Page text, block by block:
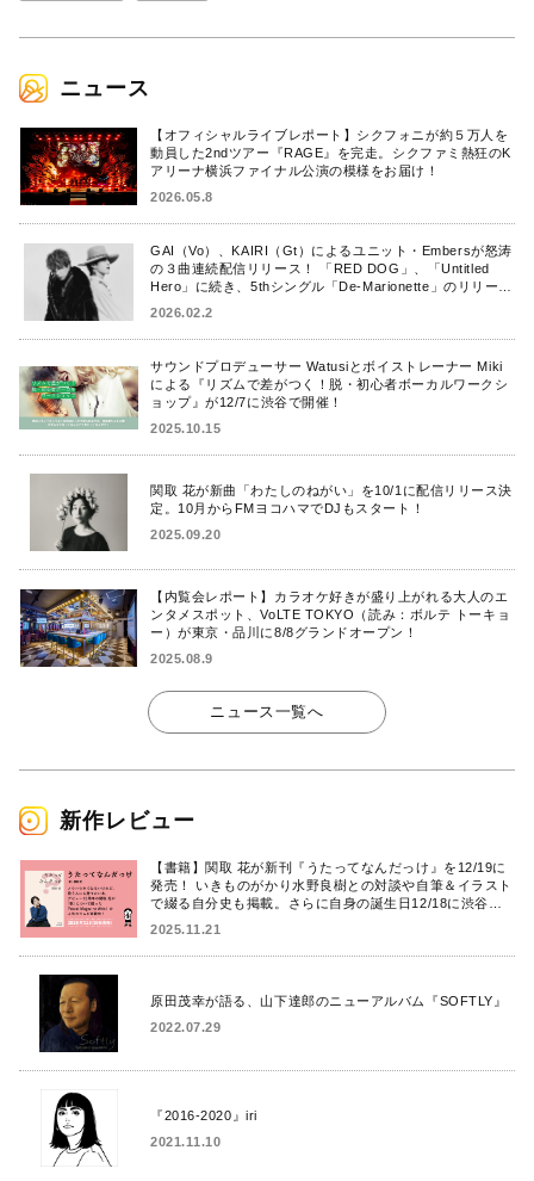
ニュース
【オフィシャルライブレポート】シクフォニが約５万人を
動員した2ndツアー『RAGE』を完走。シクファミ熱狂のK
アリーナ横浜ファイナル公演の模様をお届け！
2026.05.8
GAI（Vo）、KAIRI（Gt）によるユニット・Embersが怒涛
の３曲連続配信リリース！ 「RED DOG」、「Untitled
Hero」に続き、5thシングル「De-Marionette」のリリース
を発表！
2026.02.2
サウンドプロデューサー Watusiとボイストレーナー Miki
による『リズムで差がつく！脱・初心者ボーカルワークシ
ョップ』が12/7に渋谷で開催！
2025.10.15
関取 花が新曲「わたしのねがい」を10/1に配信リリース決
定。10月からFMヨコハマでDJもスタート！
2025.09.20
【内覧会レポート】カラオケ好きが盛り上がれる大人のエ
ンタメスポット、VoLTE TOKYO（読み：ボルテ トーキョ
ー）が東京・品川に8/8グランドオープン！
2025.08.9
ニュース一覧へ
新作レビュー
【書籍】関取 花が新刊『うたってなんだっけ』を12/19に
発売！ いきものがかり水野良樹との対談や自筆＆イラスト
で綴る自分史も掲載。さらに自身の誕生日12/18に渋谷で
出版記念イベントを開催！
2025.11.21
原田茂幸が語る、山下達郎のニューアルバム『SOFTLY』
2022.07.29
『2016-2020』iri
2021.11.10